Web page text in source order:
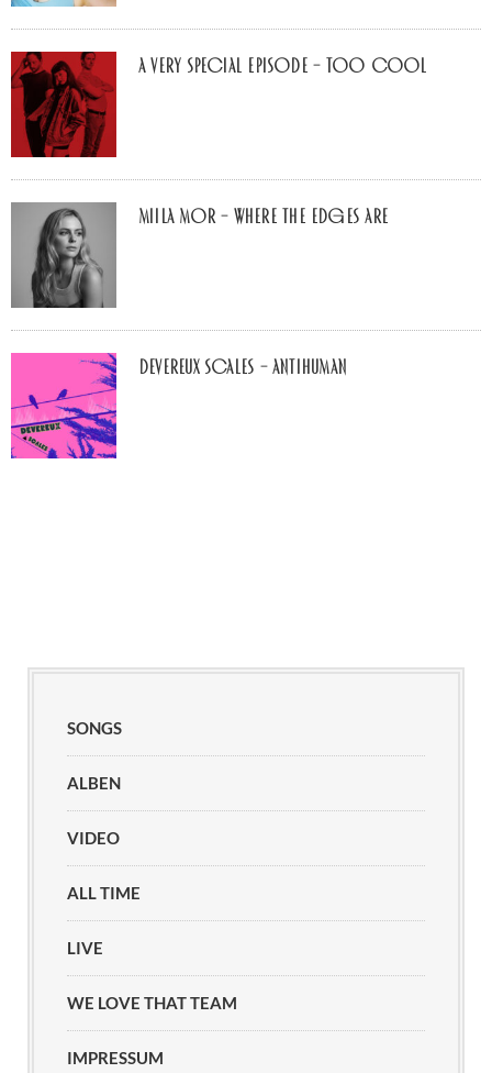
A Very Special Episode – Too Cool
Miila Mor – Where The Edges Are
Devereux Scales – Antihuman
SONGS
ALBEN
VIDEO
ALL TIME
LIVE
WE LOVE THAT TEAM
IMPRESSUM